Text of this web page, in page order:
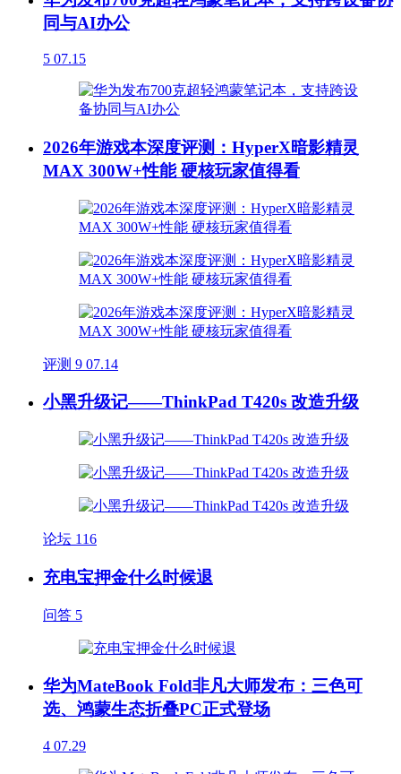
同与AI办公
5 07.15
2026年游戏本深度评测：HyperX暗影精灵
MAX 300W+性能 硬核玩家值得看
评测 9 07.14
小黑升级记——ThinkPad T420s 改造升级
论坛 116
充电宝押金什么时候退
问答 5
华为MateBook Fold非凡大师发布：三色可
选、鸿蒙生态折叠PC正式登场
4 07.29